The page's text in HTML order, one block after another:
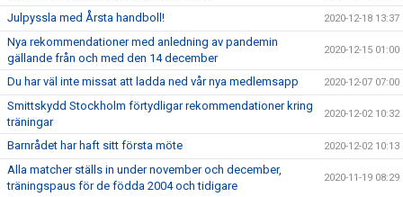
Julpyssla med Årsta handboll! 2020-12-18 13:37
Nya rekommendationer med anledning av pandemin
gällande från och med den 14 december
2020-12-15 01:00
Du har väl inte missat att ladda ned vår nya medlemsapp 2020-12-07 07:00
Smittskydd Stockholm förtydligar rekommendationer kring
träningar
2020-12-02 10:32
Barnrådet har haft sitt första möte 2020-12-02 10:13
Alla matcher ställs in under november och december,
träningspaus för de födda 2004 och tidigare
2020-11-19 08:29